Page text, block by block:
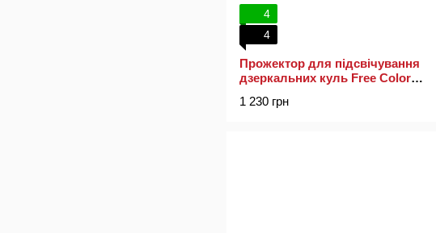
4
4
Прожектор для підсвічування
дзеркальних куль Free Color
1 230 грн